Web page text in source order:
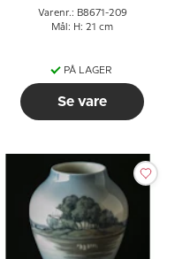
Varenr.: B8671-209
Mål: H: 21 cm
PÅ LAGER
Se vare